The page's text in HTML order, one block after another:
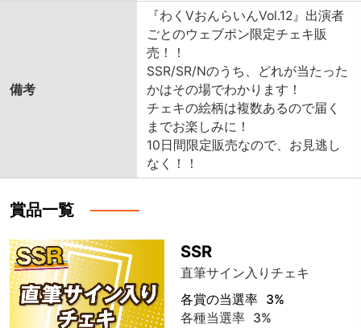
備考
『わくVおんらいんVol.12』出演者
ごとのウェブポン限定チェキ販
売！！
SSR/SR/Nのうち、どれが当たった
かはその場でわかります！
チェキの絵柄は複数あるので届く
までお楽しみに！
10日間限定販売なので、お見逃し
なく！！
賞品一覧
SSR
直筆サイン入りチェキ
各賞の当選率 3%
各種当選率 3%